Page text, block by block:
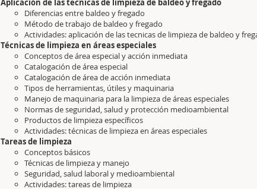
Aplicación de las tecnicas de limpieza de baldeo y fregado
Diferencias entre baldeo y fregado
Método de trabajo de baldeo y fregado
Actividades: aplicación de las tecnicas de limpieza de baldeo y
Técnicas de limpieza en áreas especiales
Conceptos de área especial y acción inmediata
Catalogación de área especial
Catalogación de área de acción inmediata
Tipos de herramientas, útiles y maquinaria
Manejo de maquinaria para la limpieza de áreas especiales
Normas de seguridad, salud y protección medioambiental
Productos de limpieza específicos
Actividades: técnicas de limpieza en áreas especiales
Tareas de limpieza
Conceptos básicos
Técnicas de limpieza y manejo
Seguridad, salud laboral y medioambiental
Actividades: tareas de limpieza